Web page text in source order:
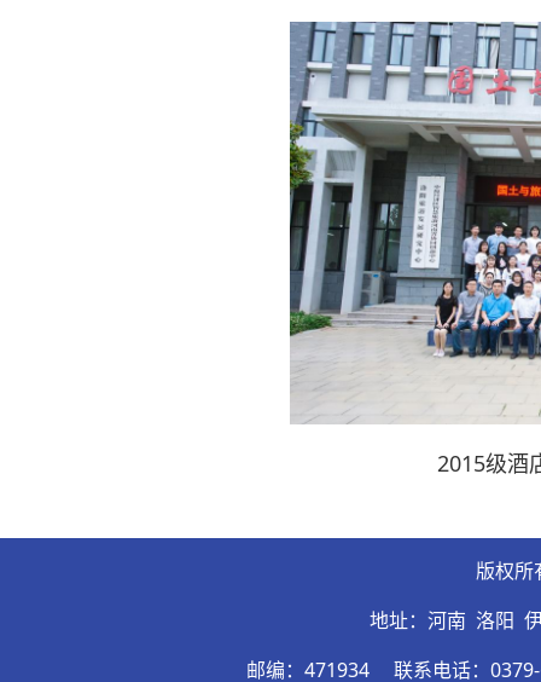
2015级酒
版权所
地址：河南 洛阳
邮编：471934
联系电话：